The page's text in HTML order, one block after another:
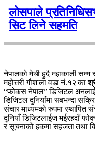
लोसपाले
सिट लिने सहमति
नेपालको मेची हुदै महाकाली सम्म
महोत्तरी गौशाला वडा नं.१२ का
“फोकस नेपाल” डिजिटल
डिजिटल दुनियाँमा सबभन्दा
संचार माध्यमको रुपमा स्थापित
दुनियाँ डिजिटलाईज भईरहदाँ
र सूचनाको हकमा सहजता तथा